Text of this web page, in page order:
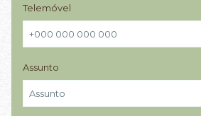
Telemóvel
Assunto